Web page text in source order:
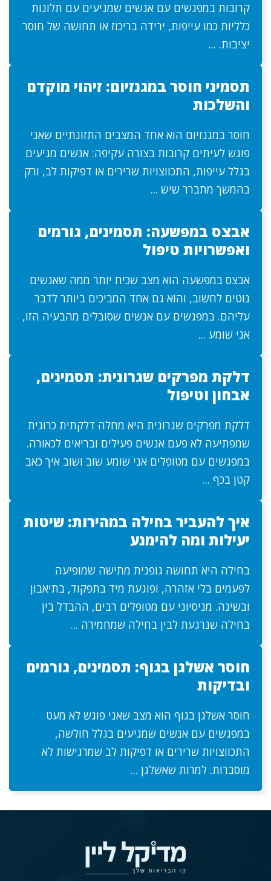
קרובות במפגשים עם אנשים שמגיעים עם תלונות
כלליות כמו עייפות, ירידה בריכוז או תחושה של חוסר
יציבות. ...
תסמיני חוסר במגנזיום: זיהוי מוקדם
והשלכות
חוסר במגנזיום הוא אחד המצבים התזונתיים שאני
פוגש לעיתים קרובות בצורה עקיפה: אנשים מגיעים
בגלל עייפות, התכווצויות שרירים או דפיקות לב, ורק
בהמשך מתברר שיש ...
אבצס במפשעה: תסמינים, גורמים
ואפשרויות טיפול
אבצס במפשעה הוא מצב שכיח יותר ממה שאנשים
נוטים לחשוב, והוא גם אחד המביכים ביותר לדבר
עליהם. במפגשים עם אנשים שסובלים מהבעיה הזו,
אני שומע ...
דלקת מפרקים שגרונית: תסמינים,
אבחון וטיפול
דלקת מפרקים שגרונית היא מחלה דלקתית כרונית
שמפתיעה לא פעם אנשים פעילים ובריאים לכאורה.
במפגשים עם מטופלים אני שומע שוב ושוב איך כאב
קטן בכף ...
איך להעביר בחילה במהירות: שיטות
יעילות ומה להימנע
בחילה היא תחושה גופנית מתישה שמופיעה
לפעמים בלי אזהרה, ופוגעת מיד בתפקוד, בתיאבון
ובשינה. מניסיוני עם מטופלים רבים, ההבדל בין
בחילה שנרגעת לבין בחילה שמחמירה ...
חוסר אשלגן בגוף: תסמינים, גורמים
ובדיקות
חוסר אשלגן בגוף הוא מצב שאני פוגש לא מעט
במפגשים עם אנשים שמגיעים בגלל חולשה,
התכווצויות שרירים או דפיקות לב שמרגישות לא
מוסברות. למרות שאשלגן ...